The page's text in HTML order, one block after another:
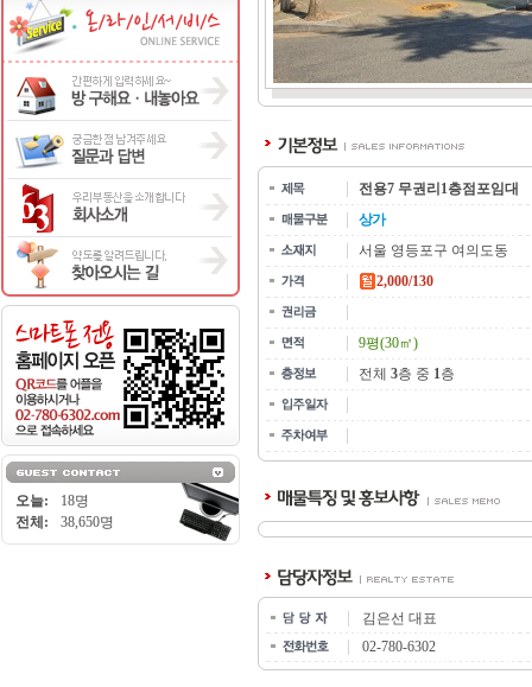
오늘:
18명
전체:
38,650명
전용7 무권리1층점포임대
상가
서울 영등포구 여의도동
2,000/130
9평(30㎡)
전체 3층 중 1층
김은선 대표
02-780-6302